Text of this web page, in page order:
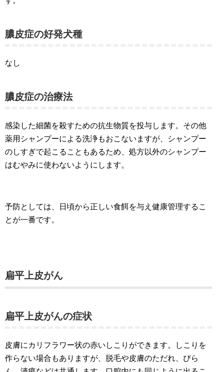
膿皮症の好発犬種
なし
膿皮症の治療法
感染した細菌を殺すための抗生物質を投与します。その他
薬用シャンプーによる洗浄もおこないますが、シャンプー
のしすぎで起こることもあるため、処方以外のシャンプー
はむやみに使わないようにします。
予防としては、日頃から正しい食餌を与え健康管理するこ
とが一番です。
扁平上皮がん
扁平上皮がんの症状
皮膚にカリフラワー状の赤いしこりができます。しこりを
作らない場合もありますが、脱毛や皮膚のただれ、びら